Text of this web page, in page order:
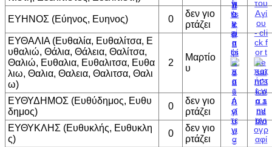
ΕΥΗΝΟΣ (Εύηνος, Ευηνος) 0
δεν γιο
ρτάζει
ΕΥΘΑΛΙΑ (Ευθαλία, Ευθαλίτσα, Ε
υθαλιώ, Θάλια, Θάλεια, Θαλίτσα,
Θαλιώ, Ευθαλια, Ευθαλιτσα, Ευθα
λιω, Θαλια, Θαλεια, Θαλιτσα, Θαλι
ω)
2
Μαρτίο
υ
ΕΥΘΥΔΗΜΟΣ (Ευθύδημος, Ευθυ
δημος)
0
δεν γιο
ρτάζει
ΕΥΘΥΚΛΗΣ (Ευθυκλής, Ευθυκλη
ς)
0
δεν γιο
ρτάζει